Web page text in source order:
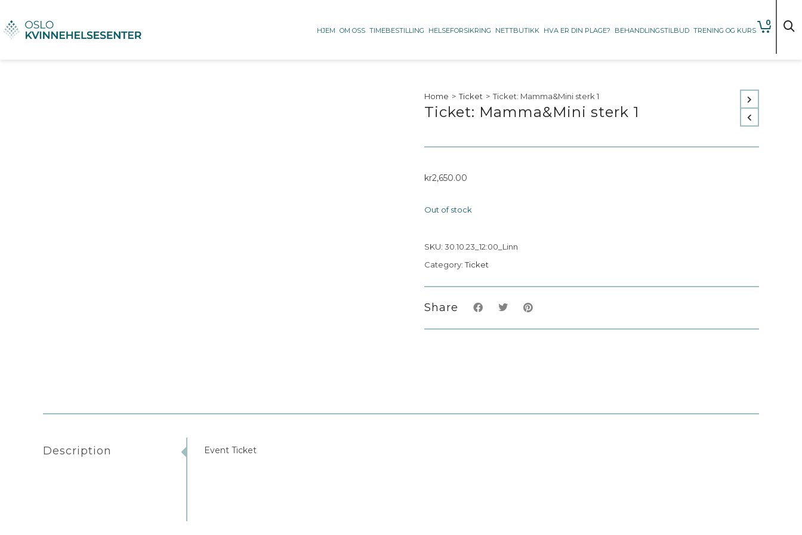
0
HJEM OM OSS TIMEBESTILLING HELSEFORSIKRING NETTBUTIKK HVA ER DIN PLAGE? BEHANDLINGSTILBUD TRENING OG KURS
Home > Ticket > Ticket: Mamma&Mini sterk 1
Ticket: Mamma&Mini sterk 1
kr2,650.00
Out of stock
SKU: 30.10.23_12:00_Linn
Category:Ticket
Share
Description Event Ticket